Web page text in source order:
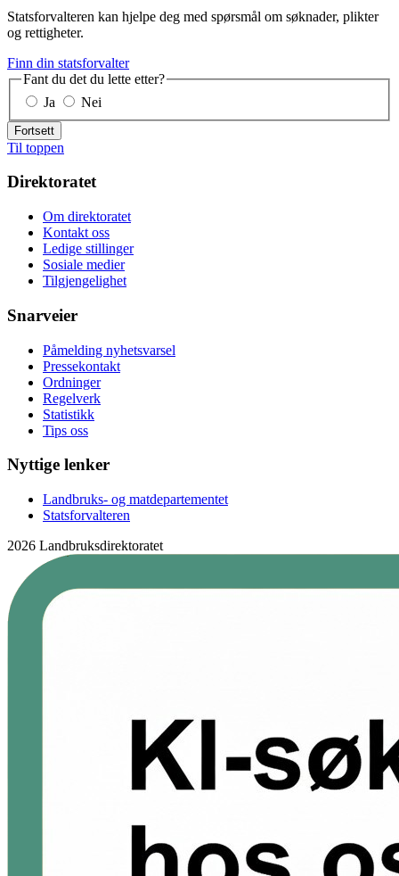
Statsforvalteren kan hjelpe deg med spørsmål om søknader, plikter
og rettigheter.
Finn din statsforvalter
Fant du det du lette etter?
Ja
Nei
Fortsett
Til toppen
Direktoratet
Om direktoratet
Kontakt oss
Ledige stillinger
Sosiale medier
Tilgjengelighet
Snarveier
Påmelding nyhetsvarsel
Pressekontakt
Ordninger
Regelverk
Statistikk
Tips oss
Nyttige lenker
Landbruks- og matdepartementet
Statsforvalteren
2026 Landbruksdirektoratet